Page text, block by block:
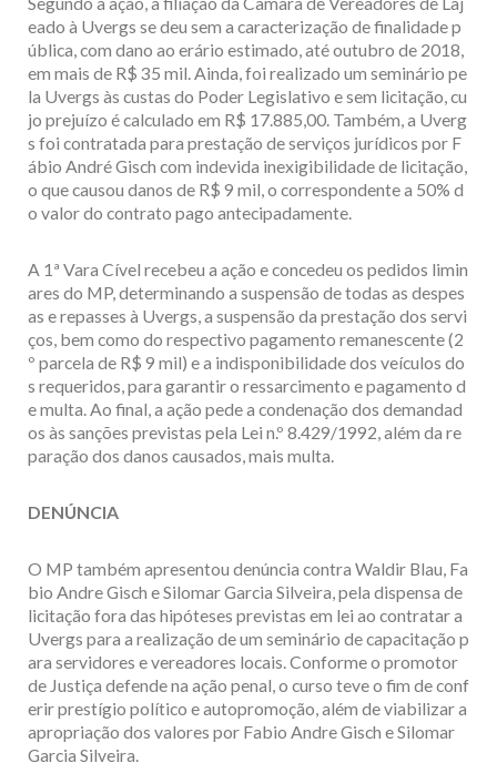
eado à Uvergs se deu sem a caracterização de finalidade p
ública, com dano ao erário estimado, até outubro de 2018,
em mais de R$ 35 mil. Ainda, foi realizado um seminário pe
la Uvergs às custas do Poder Legislativo e sem licitação, cu
jo prejuízo é calculado em R$ 17.885,00. Também, a Uverg
s foi contratada para prestação de serviços jurídicos por F
ábio André Gisch com indevida inexigibilidade de licitação,
o que causou danos de R$ 9 mil, o correspondente a 50% d
o valor do contrato pago antecipadamente.
A 1ª Vara Cível recebeu a ação e concedeu os pedidos limin
ares do MP, determinando a suspensão de todas as despes
as e repasses à Uvergs, a suspensão da prestação dos servi
ços, bem como do respectivo pagamento remanescente (2
º parcela de R$ 9 mil) e a indisponibilidade dos veículos do
s requeridos, para garantir o ressarcimento e pagamento d
e multa. Ao final, a ação pede a condenação dos demandad
os às sanções previstas pela Lei n.º 8.429/1992, além da re
paração dos danos causados, mais multa.
DENÚNCIA
O MP também apresentou denúncia contra Waldir Blau, Fa
bio Andre Gisch e Silomar Garcia Silveira, pela dispensa de
licitação fora das hipóteses previstas em lei ao contratar a
Uvergs para a realização de um seminário de capacitação p
ara servidores e vereadores locais. Conforme o promotor
de Justiça defende na ação penal, o curso teve o fim de conf
erir prestígio político e autopromoção, além de viabilizar a
apropriação dos valores por Fabio Andre Gisch e Silomar
Garcia Silveira.